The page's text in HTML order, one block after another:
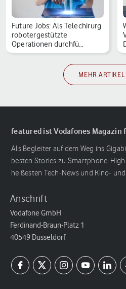
Future Jobs: Als Telechirurg
robotergestützte
Operationen durchfü…
MEHR
featured ist Vodafones
Als Begleiter auf dem Weg ins
besten Stories zu Smartphone-
heißesten Tech-News und Kino-
Anschrift
Vodafone GmbH
Ferdinand-Braun-Platz 1
40549 Düsseldorf